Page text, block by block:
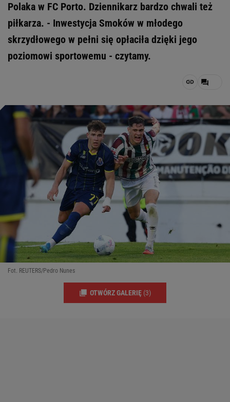
Polaka w FC Porto. Dziennikarz bardzo chwali też
piłkarza. - Inwestycja Smoków w młodego
skrzydłowego w pełni się opłaciła dzięki jego
poziomowi sportowemu - czytamy.
Fot. REUTERS/Pedro Nunes
OTWÓRZ GALERIĘ (3)